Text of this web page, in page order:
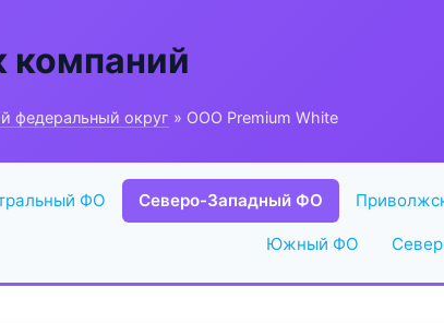
компаний
федеральный округ » ООО Premium White
ФО Северо-Западный ФО
Южный ФО